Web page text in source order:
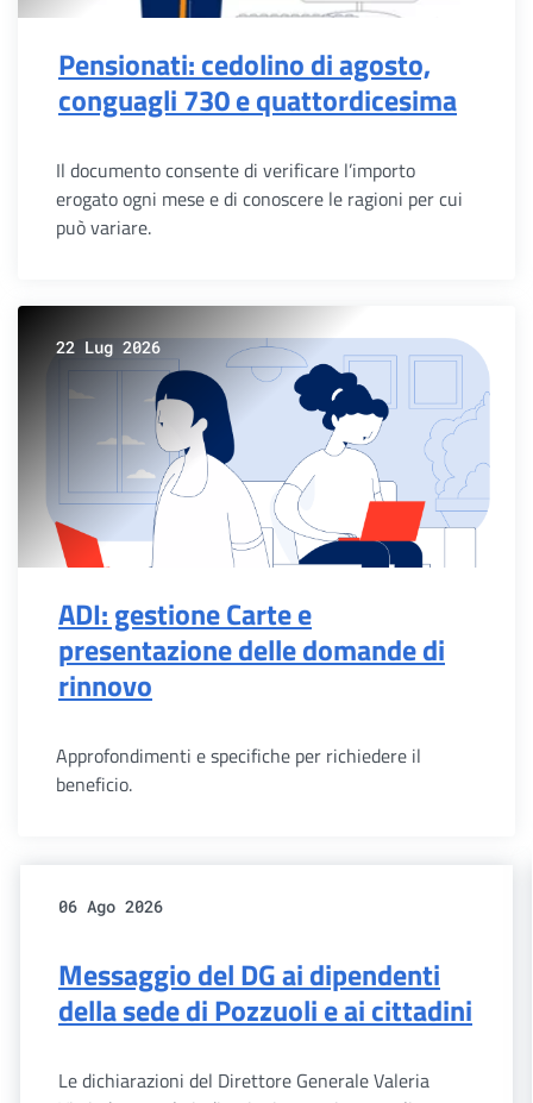
Pensionati: cedolino di agosto,
conguagli 730 e quattordicesima
Il documento consente di verificare l’importo
erogato ogni mese e di conoscere le ragioni per cui
può variare.
22 Lug 2026
ADI: gestione Carte e
presentazione delle domande di
rinnovo
Approfondimenti e specifiche per richiedere il
beneficio.
06 Ago 2026
Messaggio del DG ai dipendenti
della sede di Pozzuoli e ai cittadini
Le dichiarazioni del Direttore Generale Valeria